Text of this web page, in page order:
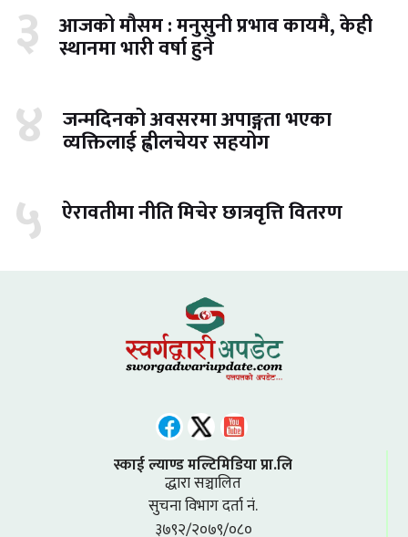
३ आजको मौसम : मनुसुनी प्रभाव कायमै, केही
स्थानमा भारी वर्षा हुने
४ जन्मदिनको अवसरमा अपाङ्गता भएका
व्यक्तिलाई ह्वीलचेयर सहयोग
५ ऐरावतीमा नीति मिचेर छात्रवृत्ति वितरण
स्काई ल्याण्ड मल्टिमिडिया प्रा.लि
द्धारा सञ्चालित
सुचना विभाग दर्ता नं.
३७९२/२०७९/०८०